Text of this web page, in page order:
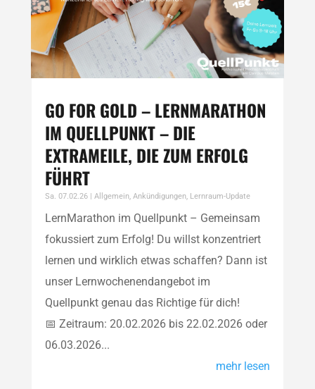
GO FOR GOLD – LERNMARATHON
IM QUELLPUNKT – DIE
EXTRAMEILE, DIE ZUM ERFOLG
FÜHRT
Sa. 07.02.26| Allgemein, Ankündigungen, Lernraum-Update
LernMarathon im Quellpunkt – Gemeinsam
fokussiert zum Erfolg! Du willst konzentriert
lernen und wirklich etwas schaffen? Dann ist
unser Lernwochenendangebot im
Quellpunkt genau das Richtige für dich!
📅 Zeitraum: 20.02.2026 bis 22.02.2026 oder
06.03.2026...
mehr lesen